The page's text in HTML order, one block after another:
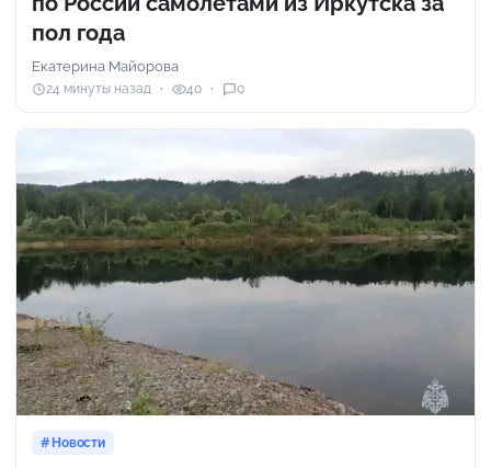
пол года
Екатерина Майорова
24 минуты назад 40 0
Новости